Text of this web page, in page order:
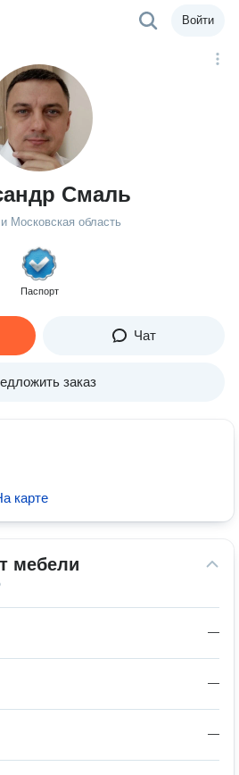
Войти
Смаль
Московская область
Паспорт
Чат
заказ
карте
мебели
—
—
—